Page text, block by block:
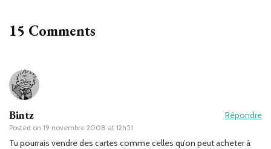
15 Comments
Bintz
Posted on 19 novembre 2008 at 12h51
Répondre
Tu pourrais vendre des cartes comme celles qu’on peut acheter à